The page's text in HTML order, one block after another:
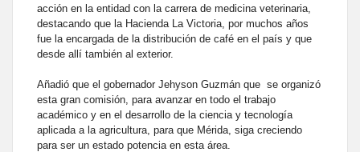
acción en la entidad con la carrera de medicina veterinaria,
destacando que la Hacienda La Victoria, por muchos años
fue la encargada de la distribución de café en el país y que
desde allí también al exterior.
Añadió que el gobernador Jehyson Guzmán que se organizó
esta gran comisión, para avanzar en todo el trabajo
académico y en el desarrollo de la ciencia y tecnología
aplicada a la agricultura, para que Mérida, siga creciendo
para ser un estado potencia en esta área.